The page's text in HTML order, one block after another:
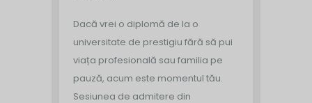
Dacă vrei o diplomă de la o
universitate de prestigiu fără să pui
viața profesională sau familia pe
pauză, acum este momentul tău.
Sesiunea de admitere din